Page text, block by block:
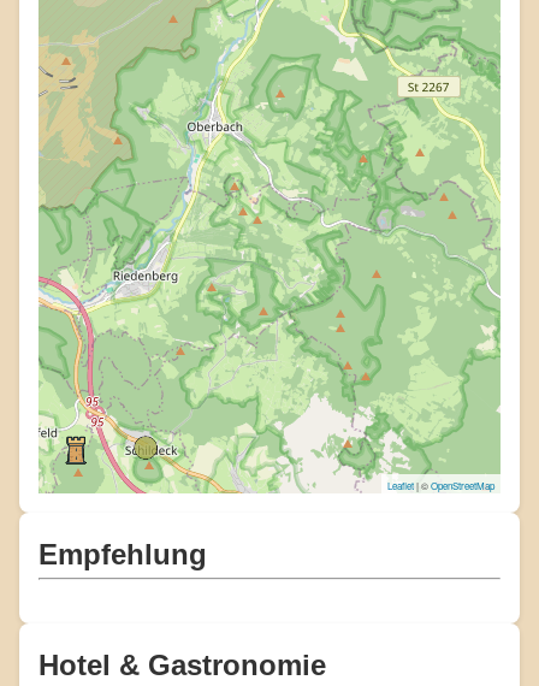
Leaflet| ©OpenStreetMap
Empfehlung
Hotel & Gastronomie